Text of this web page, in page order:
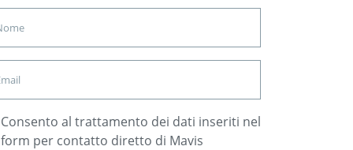
Consento al trattamento dei dati inseriti nel
form per contatto diretto di Mavis